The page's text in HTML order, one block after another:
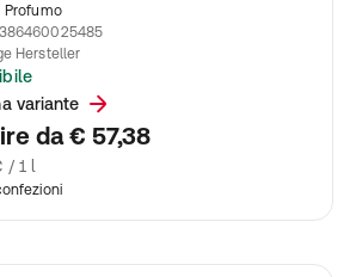
| Profumo
Hersteller
Eau de Parfum con note di mandarina, pera,
variante
da € 57,38
/ 1 l